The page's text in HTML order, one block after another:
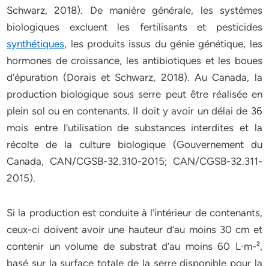
Schwarz, 2018). De manière générale, les systèmes
biologiques excluent les fertilisants et pesticides
synthétiques, les produits issus du génie génétique, les
hormones de croissance, les antibiotiques et les boues
d’épuration (Dorais et Schwarz, 2018). Au Canada, la
production biologique sous serre peut être réalisée en
plein sol ou en contenants. Il doit y avoir un délai de 36
mois entre l’utilisation de substances interdites et la
récolte de la culture biologique (Gouvernement du
Canada, CAN/CGSB-32.310-2015; CAN/CGSB-32.311-
2015).
Si la production est conduite à l’intérieur de contenants,
ceux-ci doivent avoir une hauteur d’au moins 30 cm et
contenir un volume de substrat d’au moins 60 L∙m-²,
basé sur la surface totale de la serre disponible pour la